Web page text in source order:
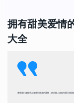
拥有甜美爱情
大全
希望我们都能早点收获到甜美的爱情，然后换上这组有爱又很甜